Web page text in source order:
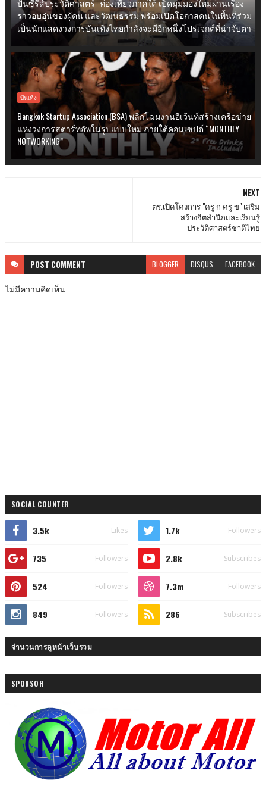
ปั้นซีรีส์ประวัติศาสตร์- ท่องเที่ยวภาคใต้ เปิดมุมมองใหม่ผ่านเรื่อง
ราวอบอุ่นของผู้คน และวัฒนธรรม พร้อมเปิดโอกาสคนในพื้นที่ร่วม
เป็นนักแสดงวงการบันเทิงไทยกำลังจะมีอีกหนึ่งโปรเจกต์ที่น่าจับตา
บันเทิง
Bangkok Startup Association (BSA) พลิกโฉมงานอีเว้นท์สร้างเครือข่าย
แห่งวงการสตาร์ทอัพในรูปแบบใหม่ ภายใต้คอนเซปต์ “MONTHLY
NØTWORKING”
NEXT
ตร.เปิดโคงการ "ครู ก ครู ข" เสริม
สร้างจิตสำนึกและเรียนรู้
ประวัติศาสตร์ชาติไทย
POST COMMENT BLOGGER DISQUS FACEBOOK
ไม่มีความคิดเห็น
SOCIAL COUNTER
3.5k Likes 1.7k Followers
735 Followers 2.8k Subscribes
524 Followers 7.3m Followers
849 Followers 286 Subscribes
จำนวนการดูหน้าเว็บรวม
SPONSOR